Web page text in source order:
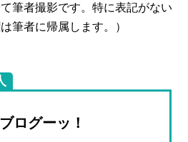
筆者撮影です。特に表記がない
筆者に帰属します。）
ログーッ！